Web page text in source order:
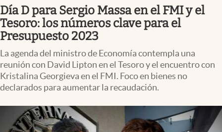
Uruguay
Negocios
Columnistas
Apertura
Infotechnology
Clima
Día D para Sergio Massa en el FMI y el
Tesoro: los números clave para el
Presupuesto 2023
La agenda del ministro de Economía contempla una
reunión con David Lipton en el Tesoro y el encuentro con
Kristalina Georgieva en el FMI. Foco en bienes no
declarados para aumentar la recaudación.